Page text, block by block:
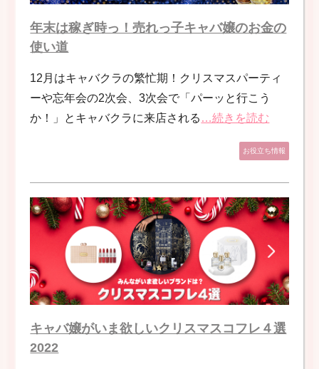
年末は稼ぎ時っ！売れっ子キャバ嬢のお金の
使い道
12月はキャバクラの繁忙期！クリスマスパーティ
ーや忘年会の2次会、3次会で「パーッと行こう
か！」とキャバクラに来店される …続きを読む
お役立ち情報
キャバ嬢がいま欲しいクリスマスコフレ４選
2022